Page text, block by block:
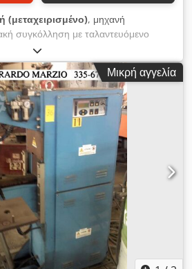
(μεταχειρισμένο), μηχανή
συγκόλληση με ταλαντευόμενο
με λειτουργία μέσω πεπιεσμένου
Μοντέλο: SL 25-1 Ονομαστική
50%: 25 kVA Δευτερεύον ρεύμα
kA Δευτερεύουσα τάση χωρίς φορτίο:
278 daN Απόσταση βραχίονα:
180-500 mm με
σύμφωνα με το πρότυπο
διακόπτη Cjdjxvh Hbepfx Airjrf
συγκόλλησης MPS 15033
Μικρή αγγελία